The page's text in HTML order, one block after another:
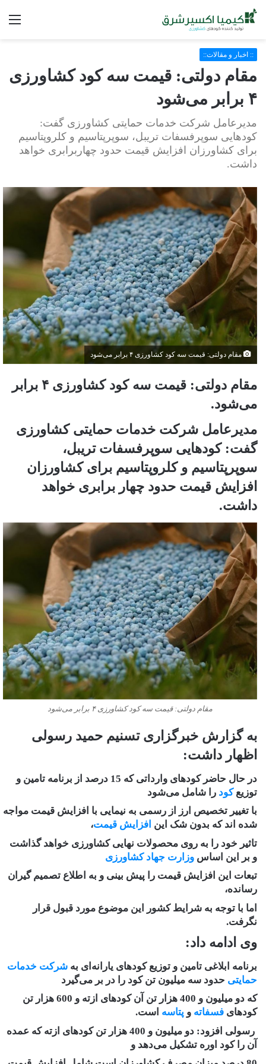
:: اخبار و مقالات::
مقام دولتی: قیمت سه کود کشاورزی
۴ برابر می‌شود
مدیرعامل شرکت خدمات حمایتی کشاورزی گفت:
کود‌هایی سوپرفسفات تریبل، سوپرپتاسیم و کلروپتاسیم
برای کشاورزان افزایش قیمت حدود چهاربرابری خواهد
داشت.
مقام دولتی: قیمت سه کود کشاورزی ۴ برابر می‌شود
مقام دولتی: قیمت سه کود کشاورزی ۴ برابر
می‌شود.
مدیرعامل شرکت خدمات حمایتی کشاورزی
گفت: کود‌هایی سوپرفسفات تریبل،
سوپرپتاسیم و کلروپتاسیم برای کشاورزان
افزایش قیمت حدود چهار برابری خواهد
داشت.
مقام دولتی: قیمت سه کود کشاورزی ۴ برابر می‌شود
به گزارش خبرگزاری تسنیم حمید رسولی
اظهار داشت:
در حال حاضر کود‌های وارداتی که 15 درصد از برنامه تامین و
توزیعکود را شامل می‌شود
با تغییر تخصیص ارز از رسمی به نیمایی با افزایش قیمت مواجه
شده اند که بدون شک این افزایش قیمت،
تاثیر خود را به روی محصولات نهایی کشاورزی خواهد گذاشت
و بر این اساس وزارت جهاد کشاورزی
تبعات این افزایش قیمت را پیش بینی و به اطلاع تصمیم گیران
رسانده،
اما با توجه به شرایط کشور این موضوع مورد قبول قرار
نگرفت.
وی ادامه داد:
برنامه ابلاغی تامین و توزیع کود‌های یارانه‌ای به شرکت خدمات
حمایتی حدود سه میلیون تن کود را در بر می‌گیرد
که دو میلیون و 400 هزار تن آن کود‌های ازته و 600 هزار تن
کود‌های فسفاته و پتاسه است.
رسولی افزود: دو میلیون و 400 هزار تن کود‌های ازته که عمده
آن را کود اوره تشکیل می‌دهد و